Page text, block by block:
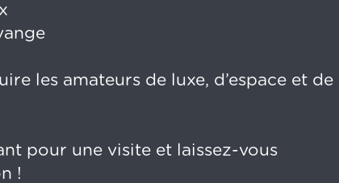
les amateurs de luxe, d’espace et de
pour une visite et laissez-vous
!